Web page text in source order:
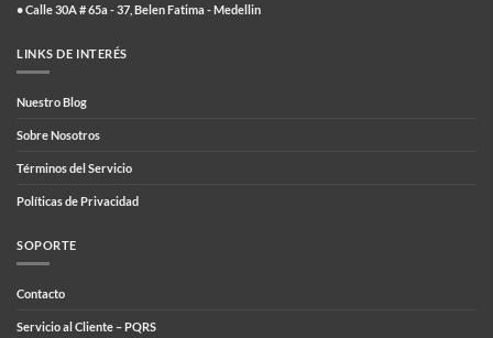
• Calle 30A # 65a - 37, Belen Fatima - Medellin
LINKS DE INTERÉS
Nuestro Blog
Sobre Nosotros
Términos del Servicio
Políticas de Privacidad
SOPORTE
Contacto
Servicio al Cliente – PQRS